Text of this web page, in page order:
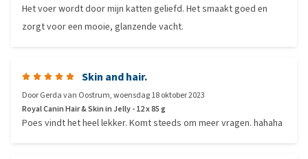
Het voer wordt door mijn katten geliefd. Het smaakt goed en
zorgt voor een mooie, glanzende vacht.
Skin and hair.
DoorGerda van Oostrum,woensdag 18 oktober 2023
Royal Canin Hair & Skin in Jelly - 12 x 85 g
Poes vindt het heel lekker. Komt steeds om meer vragen. hahaha